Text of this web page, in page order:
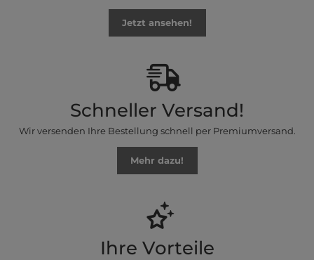
Jetzt ansehen!
Schneller Versand!
Wir versenden Ihre Bestellung schnell per Premiumversand.
Mehr dazu!
Ihre Vorteile